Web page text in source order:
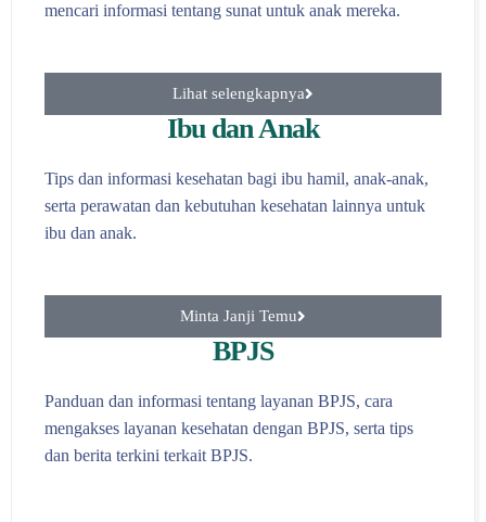
mencari informasi tentang sunat untuk anak mereka.
Lihat selengkapnya
Ibu dan Anak
Tips dan informasi kesehatan bagi ibu hamil, anak-anak,
serta perawatan dan kebutuhan kesehatan lainnya untuk
ibu dan anak.
Minta Janji Temu
BPJS
Panduan dan informasi tentang layanan BPJS, cara
mengakses layanan kesehatan dengan BPJS, serta tips
dan berita terkini terkait BPJS.